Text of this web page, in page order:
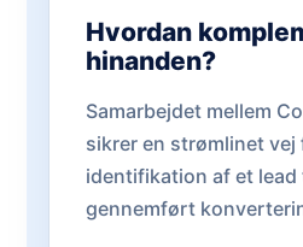
Hvordan
hinanden?
Samarbejdet mellem
sikrer en strømlinet
identifikation af et lead
gennemført